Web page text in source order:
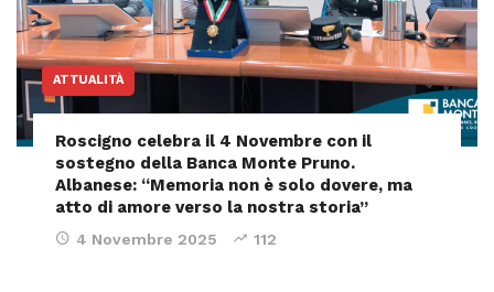
ATTUALITÀ
Roscigno celebra il 4 Novembre con il
sostegno della Banca Monte Pruno.
Albanese: “Memoria non è solo dovere, ma
atto di amore verso la nostra storia”
4 Novembre 2025 112